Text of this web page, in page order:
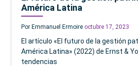
América Latina
Por Emmanuel Ermoire octubre 17, 2023
El artículo «El futuro de la gestión
América Latina» (2022) de Ernst &
tendencias